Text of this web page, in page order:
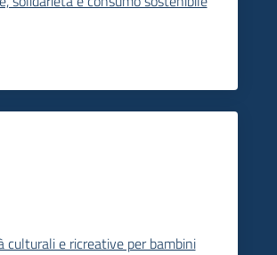
e ricreative per bambini